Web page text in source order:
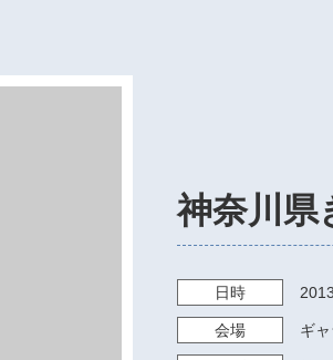
神奈川県
日時
会場 ギ